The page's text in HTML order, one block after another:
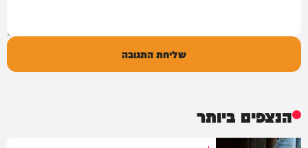
שליחת התגובה
הנצפים ביותר